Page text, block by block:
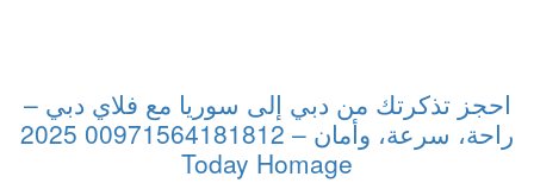
احجز تذكرتك من دبي إلى سوريا مع فلاي دبي –
راحة، سرعة، وأمان – 00971564181812 2025
Today Homage